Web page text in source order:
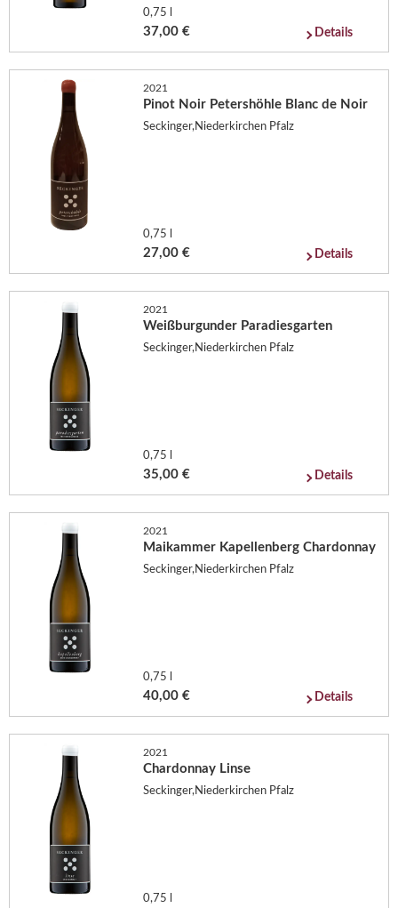
0,75 l
37,00 € Details
2021
Pinot Noir Petershöhle Blanc de Noir
Seckinger,Niederkirchen Pfalz
0,75 l
27,00 € Details
2021
Weißburgunder Paradiesgarten
Seckinger,Niederkirchen Pfalz
0,75 l
35,00 € Details
2021
Maikammer Kapellenberg Chardonnay
Seckinger,Niederkirchen Pfalz
0,75 l
40,00 € Details
2021
Chardonnay Linse
Seckinger,Niederkirchen Pfalz
0,75 l